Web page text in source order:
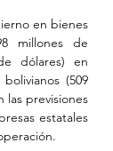
en bienes
millones de
dólares) en
(509
las previsiones
estatales